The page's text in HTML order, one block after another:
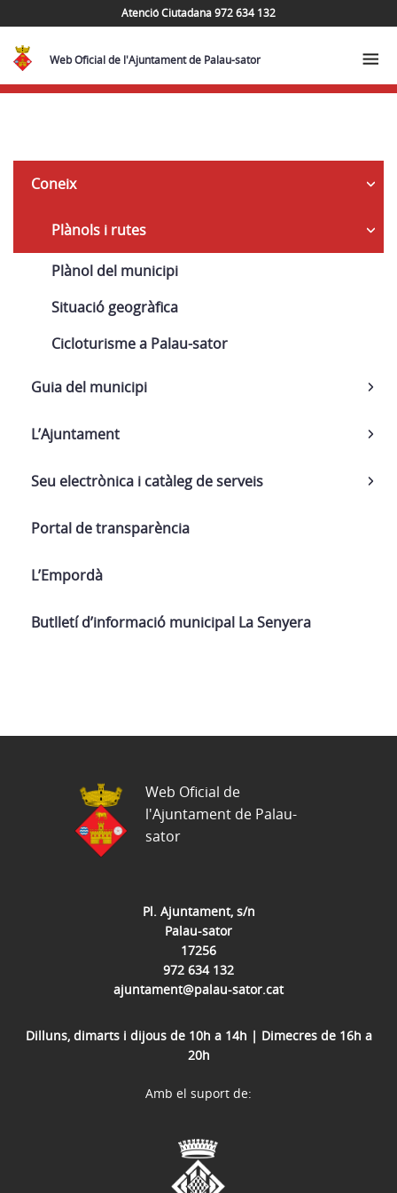
Atenció Ciutadana 972 634 132
Web Oficial de l'Ajuntament de Palau-sator
Navega
Coneix
Plànols i rutes
Plànol del municipi
Situació geogràfica
Cicloturisme a Palau-sator
Guia del municipi
L’Ajuntament
Seu electrònica i catàleg de serveis
Portal de transparència
L’Empordà
Butlletí d’informació municipal La Senyera
Pl. Ajuntament, s/n
Palau-sator
17256
972 634 132
ajuntament@palau-sator.cat
Dilluns, dimarts i dijous de 10h a 14h | Dimecres de 16h a
20h
Web Oficial de
l'Ajuntament de Palau-
sator
Amb el suport de: